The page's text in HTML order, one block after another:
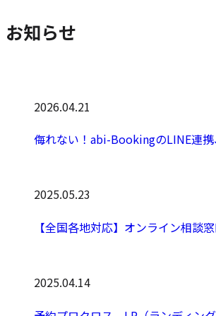
お知らせ
侮れない！abi-BookingのLINE連
公
日:
2026.04.21
【全国各地対応】オンライン相談
公
日:
2025.05.23
公
2025.04.14